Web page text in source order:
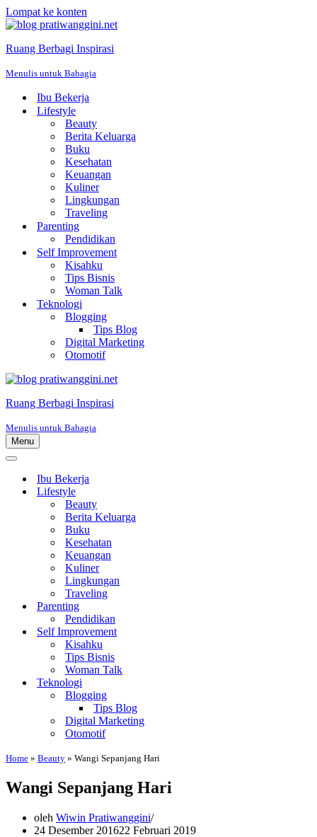
Lompat ke konten
Ruang Berbagi Inspirasi
Menulis untuk Bahagia
Ibu Bekerja
Lifestyle
Beauty
Berita Keluarga
Buku
Kesehatan
Keuangan
Kuliner
Lingkungan
Traveling
Parenting
Pendidikan
Self Improvement
Kisahku
Tips Bisnis
Woman Talk
Teknologi
Blogging
Tips Blog
Digital Marketing
Otomotif
Ruang Berbagi Inspirasi
Menulis untuk Bahagia
Menu
Menu
Menu
NavigasiIbu Bekerja
Lifestyle
Beauty
Berita Keluarga
Buku
Kesehatan
Keuangan
Kuliner
Lingkungan
Traveling
Parenting
Pendidikan
Self Improvement
Kisahku
Tips Bisnis
Woman Talk
Teknologi
Blogging
Tips Blog
Digital Marketing
Otomotif
Home » Beauty » Wangi Sepanjang Hari
Wangi Sepanjang Hari
oleh Wiwin Pratiwanggini
24 Desember 201622 Februari 2019